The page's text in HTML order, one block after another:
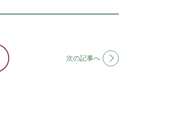
次の記事へ